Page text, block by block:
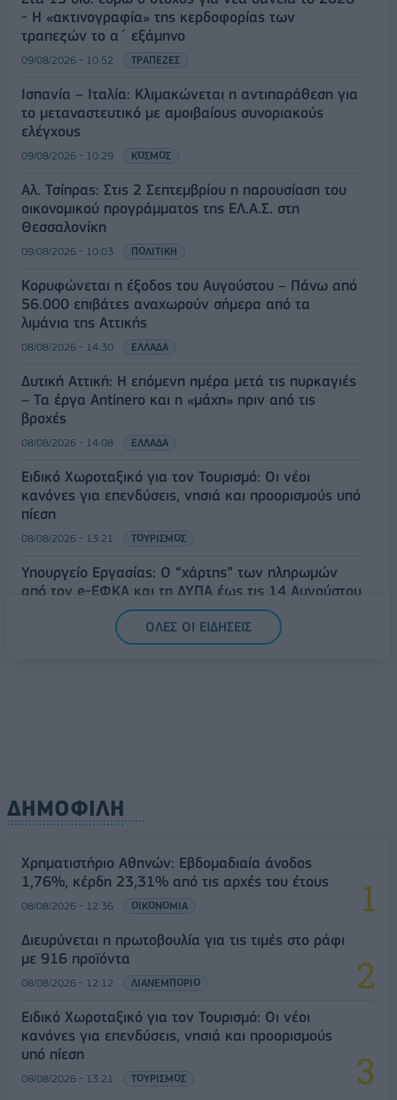
- Η «ακτινογραφία» της κερδοφορίας των
τραπεζών το α΄ εξάμηνο
09/08/2026 - 10:52 ΤΡΑΠΕΖΕΣ
Ισπανία – Ιταλία: Κλιμακώνεται η αντιπαράθεση για
το μεταναστευτικό με αμοιβαίους συνοριακούς
ελέγχους
09/08/2026 - 10:29 ΚΟΣΜΟΣ
Αλ. Τσίπρας: Στις 2 Σεπτεμβρίου η παρουσίαση του
οικονομικού προγράμματος της ΕΛ.Α.Σ. στη
Θεσσαλονίκη
09/08/2026 - 10:03 ΠΟΛΙΤΙΚΗ
Κορυφώνεται η έξοδος του Αυγούστου – Πάνω από
56.000 επιβάτες αναχωρούν σήμερα από τα
λιμάνια της Αττικής
08/08/2026 - 14:30 ΕΛΛΑΔΑ
Δυτική Αττική: Η επόμενη ημέρα μετά τις πυρκαγιές
– Τα έργα Antinero και η «μάχη» πριν από τις
βροχές
08/08/2026 - 14:08 ΕΛΛΑΔΑ
Ειδικό Χωροταξικό για τον Τουρισμό: Οι νέοι
κανόνες για επενδύσεις, νησιά και προορισμούς υπό
πίεση
08/08/2026 - 13:21 ΤΟΥΡΙΣΜΟΣ
Υπουργείο Εργασίας: Ο “χάρτης” των πληρωμών
από τον e-ΕΦΚΑ και τη ΔΥΠΑ έως τις 14 Αυγούστου
ΟΙΚΟΝΟΜΙΑ
Οι Hamilton Reserve Bank και SEE Capital
ΟΛΕΣ ΟΙ ΕΙΔΗΣΕΙΣ
ΔΗΜΟΦΙΛΗ
Χρηματιστήριο Αθηνών: Εβδομαδιαία άνοδος
1,76%, κέρδη 23,31% από τις αρχές του έτους
08/08/2026 - 12:36 ΟΙΚΟΝΟΜΙΑ
Διευρύνεται η πρωτοβουλία για τις τιμές στο ράφι
με 916 προϊόντα
08/08/2026 - 12:12 ΛΙΑΝΕΜΠΟΡΙΟ
Ειδικό Χωροταξικό για τον Τουρισμό: Οι νέοι
κανόνες για επενδύσεις, νησιά και προορισμούς
υπό πίεση
08/08/2026 - 13:21 ΤΟΥΡΙΣΜΟΣ